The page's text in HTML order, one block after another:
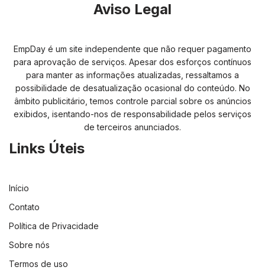
Aviso Legal
EmpDay é um site independente que não requer pagamento
para aprovação de serviços. Apesar dos esforços contínuos
para manter as informações atualizadas, ressaltamos a
possibilidade de desatualização ocasional do conteúdo. No
âmbito publicitário, temos controle parcial sobre os anúncios
exibidos, isentando-nos de responsabilidade pelos serviços
de terceiros anunciados.
Links Úteis
Início
Contato
Política de Privacidade
Sobre nós
Termos de uso